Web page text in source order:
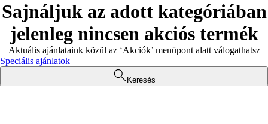
Sajnáljuk az adott kategóriában
jelenleg nincsen akciós termék
Aktuális ajánlataink közül az ‘Akciók’ menüpont alatt válogathatsz
Speciális ajánlatok
Keresés